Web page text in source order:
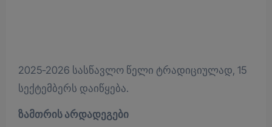
2025-2026 სასწავლო წელი ტრადიციულად, 15
სექტემბერს დაიწყება.
ზამთრის არდადეგები